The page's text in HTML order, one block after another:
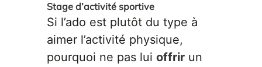
Stage d’activité sportive
Si l’ado est plutôt du type à
aimer l’activité physique,
pourquoi ne pas lui offrir un